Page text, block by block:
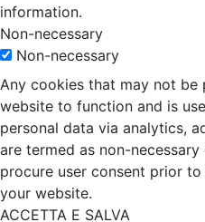
information.
Non-necessary
Non-necessary
Any cookies that may not
website to function and is
personal data via analytics,
are termed as non-
procure user consent prior
your website.
ACCETTA E SALVA